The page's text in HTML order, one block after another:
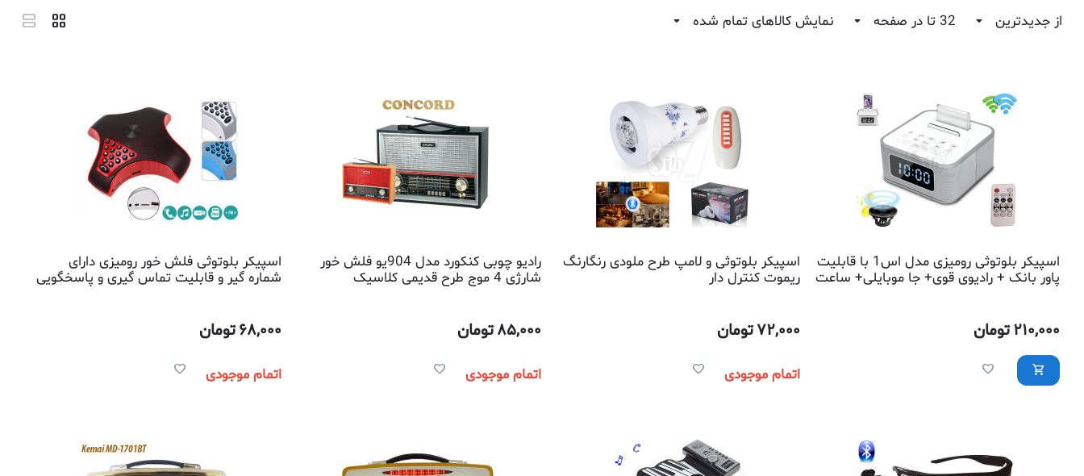
از جدیدترین 32 تا در صفحه نمایش کالاهای تمام شده
اسپیکر بلوتوثی رومیزی مدل اس1 با قابلیت
پاور بانک + رادیوی قوی+ جا موبایلی+ ساعت
210,000تومان
اسپیکر بلوتوثی و لامپ طرح ملودی رنگارنگ
ریموت کنترل دار
72,000تومان
اتمام موجودی
رادیو چوبی کنکورد مدل 904یو فلش خور
شارژی 4 موج طرح قدیمی کلاسیک
85,000تومان
اتمام موجودی
اسپیکر بلوتوثی فلش خور رومیزی دارای
شماره گیر و قابلیت تماس گیری و پاسخگویی
68,000تومان
اتمام موجودی